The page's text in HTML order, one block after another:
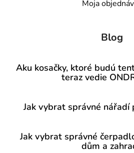
Moja
Blog
Aku kosačky, ktoré budú
teraz vedie
Jak vybrat správné nářadí
Jak vybrat správné
dům a